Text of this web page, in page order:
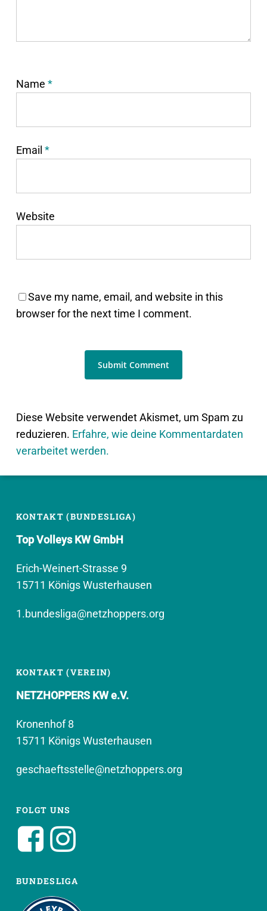
Name *
Email *
Website
Save my name, email, and website in this
browser for the next time I comment.
Diese Website verwendet Akismet, um Spam zu
reduzieren. Erfahre, wie deine Kommentardaten
verarbeitet werden.
KONTAKT (BUNDESLIGA)
Top Volleys KW GmbH
Erich-Weinert-Strasse 9
15711 Königs Wusterhausen
1.bundesliga@netzhoppers.org
KONTAKT (VEREIN)
NETZHOPPERS KW e.V.
Kronenhof 8
15711 Königs Wusterhausen
geschaeftsstelle@netzhoppers.org
FOLGT UNS
BUNDESLIGA